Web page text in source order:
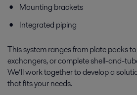
Mounting brackets
Integrated piping
This system ranges from plate packs
exchangers, or complete shell-and-
We’ll work together to develop a
that fits your needs.